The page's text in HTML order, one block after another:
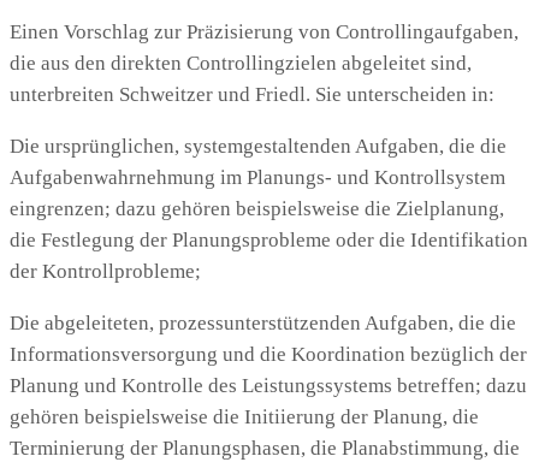
Einen Vorschlag zur Präzisierung von Controllingaufgaben,
die aus den direkten Controllingzielen abgeleitet sind,
unterbreiten Schweitzer und Friedl. Sie unterscheiden in:
Die ursprünglichen, systemgestaltenden Aufgaben, die die
Aufgabenwahrnehmung im Planungs- und Kontrollsystem
eingrenzen; dazu gehören beispielsweise die Zielplanung,
die Festlegung der Planungsprobleme oder die Identifikation
der Kontrollprobleme;
Die abgeleiteten, prozessunterstützenden Aufgaben, die die
Informationsversorgung und die Koordination bezüglich der
Planung und Kontrolle des Leistungssystems betreffen; dazu
gehören beispielsweise die Initiierung der Planung, die
Terminierung der Planungsphasen, die Planabstimmung, die